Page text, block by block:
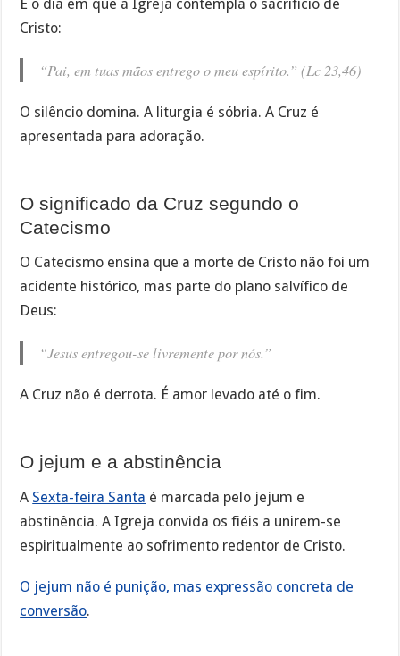
É o dia em que a Igreja contempla o sacrifício de
Cristo:
“Pai, em tuas mãos entrego o meu espírito.” (Lc 23,46)
O silêncio domina. A liturgia é sóbria. A Cruz é
apresentada para adoração.
O significado da Cruz segundo o
Catecismo
O Catecismo ensina que a morte de Cristo não foi um
acidente histórico, mas parte do plano salvífico de
Deus:
“Jesus entregou-se livremente por nós.”
A Cruz não é derrota. É amor levado até o fim.
O jejum e a abstinência
A Sexta-feira Santa é marcada pelo jejum e
abstinência. A Igreja convida os fiéis a unirem-se
espiritualmente ao sofrimento redentor de Cristo.
O jejum não é punição, mas expressão concreta de
conversão.